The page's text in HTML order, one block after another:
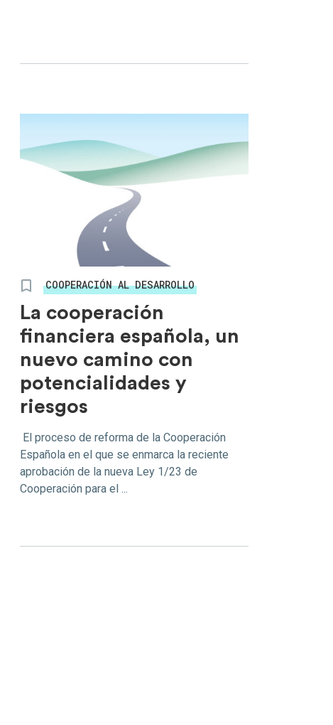
COOPERACIÓN AL DESARROLLO
La cooperación
financiera española, un
nuevo camino con
potencialidades y
riesgos
El proceso de reforma de la Cooperación
Española en el que se enmarca la reciente
aprobación de la nueva Ley 1/23 de
Cooperación para el ...